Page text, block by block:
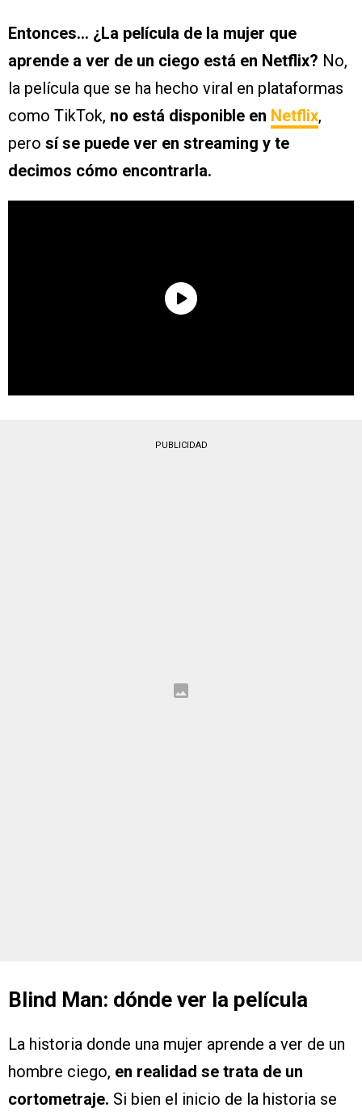
Entonces… ¿La película de la mujer que
aprende a ver de un ciego está en Netflix? No,
la película que se ha hecho viral en plataformas
como TikTok, no está disponible en Netflix,
pero sí se puede ver en streaming y te
decimos cómo encontrarla.
PUBLICIDAD
Blind Man: dónde ver la película
La historia donde una mujer aprende a ver de un
hombre ciego, en realidad se trata de un
cortometraje. Si bien el inicio de la historia se